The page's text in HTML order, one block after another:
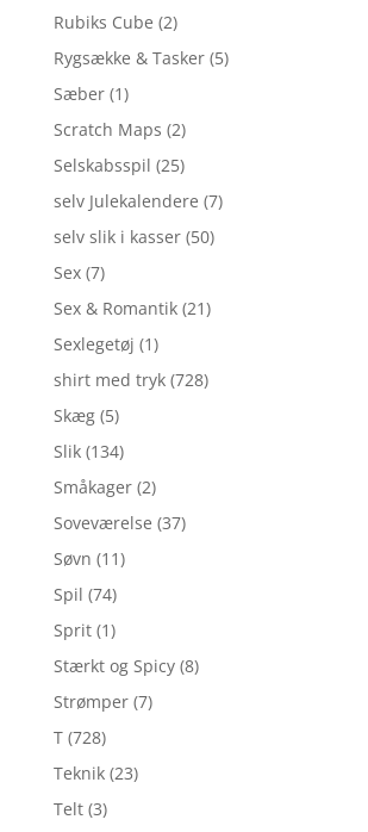
Rubiks Cube (2)
Rygsække & Tasker (5)
Sæber (1)
Scratch Maps (2)
Selskabsspil (25)
selv Julekalendere (7)
selv slik i kasser (50)
Sex (7)
Sex & Romantik (21)
Sexlegetøj (1)
shirt med tryk (728)
Skæg (5)
Slik (134)
Småkager (2)
Soveværelse (37)
Søvn (11)
Spil (74)
Sprit (1)
Stærkt og Spicy (8)
Strømper (7)
T (728)
Teknik (23)
Telt (3)